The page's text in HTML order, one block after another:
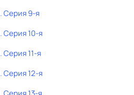
. Серия 9-я
. Серия 10-я
. Серия 11-я
. Серия 12-я